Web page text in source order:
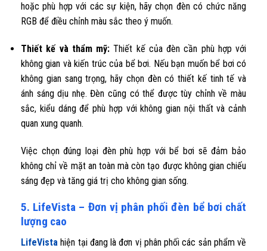
hoặc phù hợp với các sự kiện, hãy chọn đèn có chức năng
RGB để điều chỉnh màu sắc theo ý muốn.
Thiết kế và thẩm mỹ:Thiết kế của đèn cần phù hợp với
không gian và kiến trúc của bể bơi. Nếu bạn muốn bể bơi có
không gian sang trọng, hãy chọn đèn có thiết kế tinh tế và
ánh sáng dịu nhẹ. Đèn cũng có thể được tùy chỉnh về màu
sắc, kiểu dáng để phù hợp với không gian nội thất và cảnh
quan xung quanh.
Việc chọn đúng loại đèn phù hợp với bể bơi sẽ đảm bảo
không chỉ về mặt an toàn mà còn tạo được không gian chiếu
sáng đẹp và tăng giá trị cho không gian sống.
5. LifeVista – Đơn vị phân phối đèn bể bơi chất
lượng cao
LifeVista hiện tại đang là đơn vị phân phối các sản phẩm về